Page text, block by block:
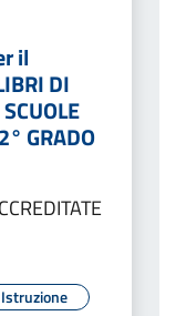
il
DI
GRADO
Istruzione